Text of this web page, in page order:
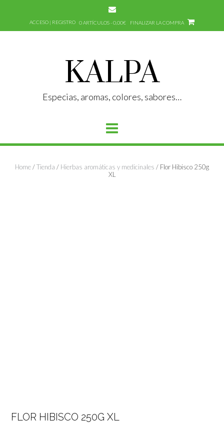
ACCESO | REGISTRO 0 ARTÍCULOS - 0,00€ FINALIZAR LA COMPRA
KALPA
Especias, aromas, colores, sabores…
Home/Tienda / Hierbas aromáticas y medicinales / Flor Hibisco 250g
XL
FLOR HIBISCO 250G XL